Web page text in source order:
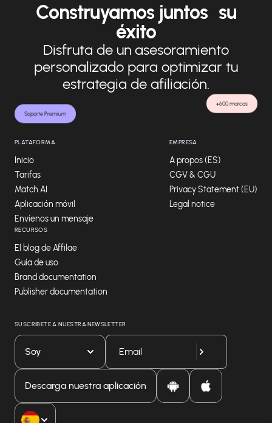
Soporte Premium
+600 marcas
Construyamos juntos su
éxito
Disfruta de un asesoramiento
personalizado para optimizar tu
estrategia de afiliación.
PLATAFORMA
Inicio
Tarifas
Match AI
Aplicación móvil
Envíenos un mensaje
EMPRESA
A propos (ES)
CGV & CGU
Privacy Statement (EU)
Legal notice
RECURSOS
El blog de Affilae
Guía de uso
Brand documentation
Publisher documentation
SUSCRÍBETE A NUESTRA NEWSLETTER
Soy
Descarga nuestra aplicación